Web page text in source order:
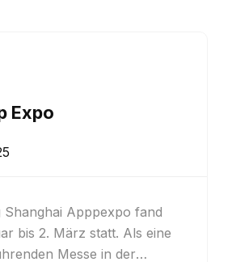
2024 Zeichen China
2024 Sign China Ausstellung fand
September 2024 im Shanghai New
International Expo Center statt. Jutu